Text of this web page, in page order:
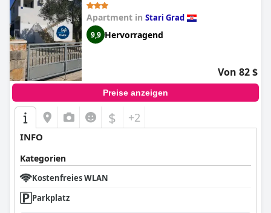
Apartment in Stari Grad
9,9 Hervorragend
Von 82 $
Preise anzeigen
$ +2
INFO
Kategorien
Kostenfreies WLAN
Parkplatz